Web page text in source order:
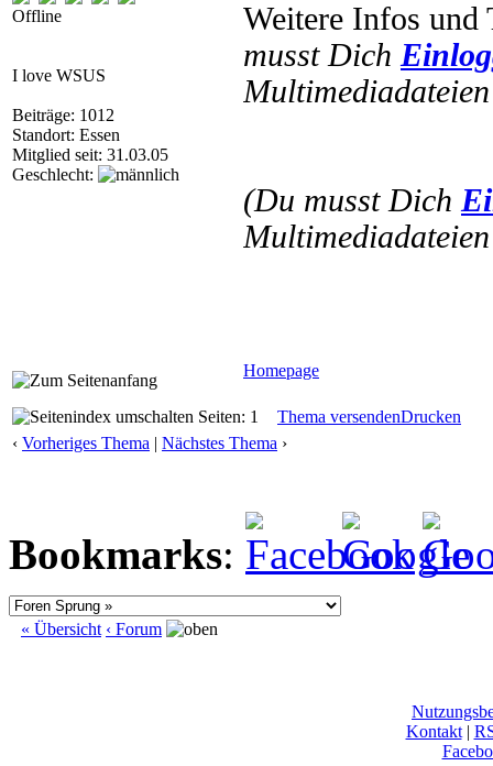
Offline
I love WSUS
Beiträge: 1012
Standort: Essen
Mitglied seit: 31.03.05
Geschlecht:
Weitere Infos
musst Dich
(Du musst Dich
Homepage
Seiten: 1 Thema versendenDrucken
‹ Vorheriges Thema | Nächstes Thema ›
Bookmarks:
« Übersicht ‹ Forum
Kontakt|